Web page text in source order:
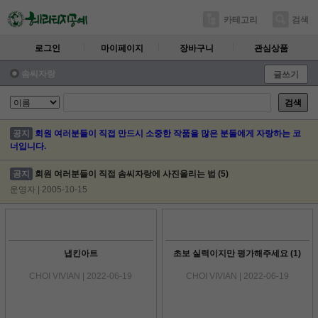
카테고리 검색
로그인 마이페이지 장바구니 관심상품
솜씨자랑 글쓰기
검색
공지
회원 여러분들이 직접 만드시 소중한 작품을 많은 분들에게 자랑하는 코
너입니다.
공지 회원 여러분들이 직접 솜씨자랑에 사진올리는 법 (5)
운영자 | 2005-10-15
냅킨아트
CHOI VIVIAN | 2022-06-19
초보 실력이지만 평가해주세요(1)
CHOI VIVIAN | 2022-06-19